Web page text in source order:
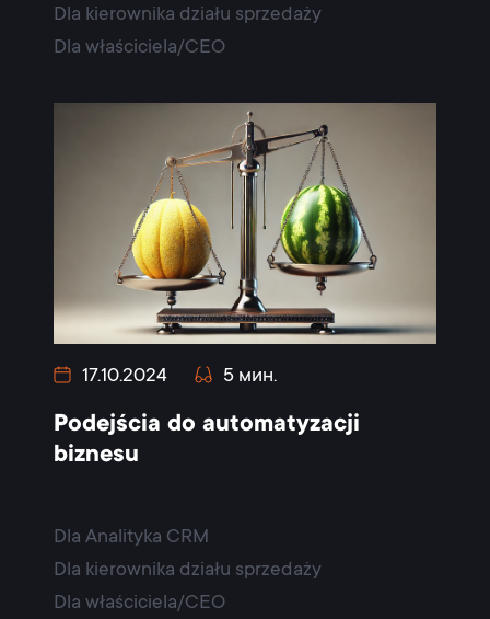
Dla kierownika działu sprzedaży
Dla właściciela/CEO
17.10.2024 5 мин.
Podejścia do automatyzacji
biznesu
Dla Analityka CRM
Dla kierownika działu sprzedaży
Dla właściciela/CEO